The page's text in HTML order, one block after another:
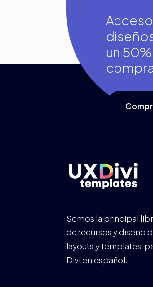
un
Somos la principal
de recursos y diseño
layouts y templates
Divi en español.